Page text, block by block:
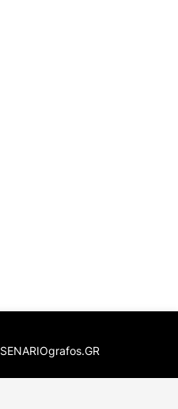
SENARIOgrafos.GR